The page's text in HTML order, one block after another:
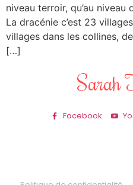
niveau terroir, qu’au
La dracénie c’est 23
villages dans les collines,
[…]
Sarah
Facebook